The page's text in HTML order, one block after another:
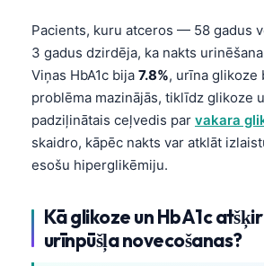
Pacients, kuru atceros — 58 gadus
3 gadus dzirdēja, ka nakts
Viņas HbA1c bija 7.8%, urīna glikoze
problēma mazinājās, tiklīdz glikoze
padziļinātais ceļvedis par vakara
skaidro, kāpēc nakts var atklāt
esošu hiperglikēmiju.
Kā glikoze un HbA1c
urīnpūšļa novecošanas?